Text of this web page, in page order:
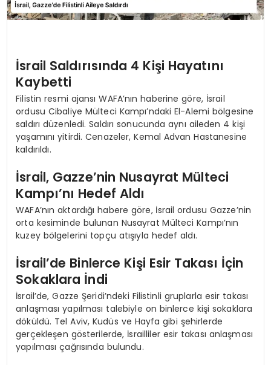
İsrail Saldırısında 4 Kişi Hayatını
Kaybetti
Filistin resmi ajansı WAFA’nın haberine göre, İsrail
ordusu Cibaliye Mülteci Kampı’ndaki El-Alemi bölgesine
saldırı düzenledi. Saldırı sonucunda aynı aileden 4 kişi
yaşamını yitirdi. Cenazeler, Kemal Advan Hastanesine
kaldırıldı.
İsrail, Gazze’nin Nusayrat Mülteci
Kampı’nı Hedef Aldı
WAFA’nın aktardığı habere göre, İsrail ordusu Gazze’nin
orta kesiminde bulunan Nusayrat Mülteci Kampı’nın
kuzey bölgelerini topçu atışıyla hedef aldı.
İsrail’de Binlerce Kişi Esir Takası İçin
Sokaklara İndi
İsrail’de, Gazze Şeridi’ndeki Filistinli gruplarla esir takası
anlaşması yapılması talebiyle on binlerce kişi sokaklara
döküldü. Tel Aviv, Kudüs ve Hayfa gibi şehirlerde
gerçekleşen gösterilerde, İsrailliler esir takası anlaşması
yapılması çağrısında bulundu.